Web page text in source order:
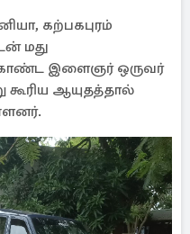
கற்பகபுரம்
மது
கொண்ட இளைஞர் ஒருவர்
ஆயுதத்தால்